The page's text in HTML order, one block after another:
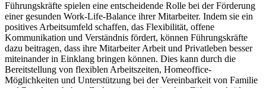
Führungskräfte spielen eine entscheidende Rolle bei der Förderung
einer gesunden Work-Life-Balance ihrer Mitarbeiter. Indem sie ein
positives Arbeitsumfeld schaffen, das Flexibilität, offene
Kommunikation und Verständnis fördert, können Führungskräfte
dazu beitragen, dass ihre Mitarbeiter Arbeit und Privatleben besser
miteinander in Einklang bringen können. Dies kann durch die
Bereitstellung von flexiblen Arbeitszeiten, Homeoffice-
Möglichkeiten und Unterstützung bei der Vereinbarkeit von Familie